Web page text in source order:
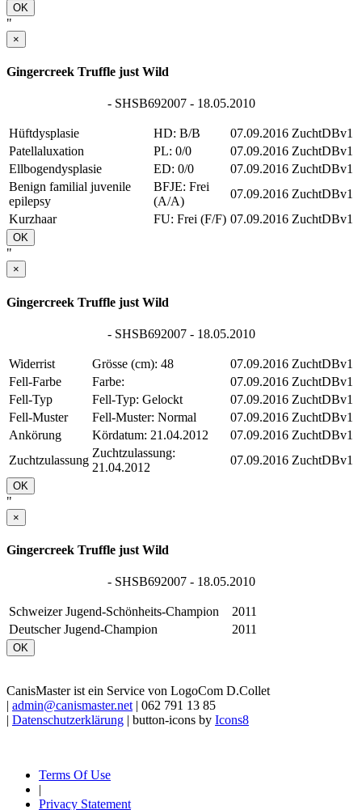
OK
"
×
Gingercreek Truffle just Wild
- SHSB692007 - 18.05.2010
Hüftdysplasie HD: B/B 07.09.2016 ZuchtDBv1
Patellaluxation
PL: 0/0 07.09.2016 ZuchtDBv1
Ellbogendysplasie
ED: 0/0 07.09.2016 ZuchtDBv1
Benign familial juvenile
epilepsy
BFJE: Frei
(A/A)
07.09.2016 ZuchtDBv1
Kurzhaar
FU: Frei (F/F) 07.09.2016 ZuchtDBv1
OK
"
×
Gingercreek Truffle just Wild
- SHSB692007 - 18.05.2010
Widerrist Grösse (cm): 48 07.09.2016 ZuchtDBv1
Fell-Farbe
Farbe: 07.09.2016 ZuchtDBv1
Fell-Typ
Fell-Typ: Gelockt 07.09.2016 ZuchtDBv1
Fell-Muster
Fell-Muster: Normal 07.09.2016 ZuchtDBv1
Ankörung
Kördatum: 21.04.2012 07.09.2016 ZuchtDBv1
Zuchtzulassung
Zuchtzulassung:
21.04.2012
07.09.2016 ZuchtDBv1
OK
"
×
Gingercreek Truffle just Wild
- SHSB692007 - 18.05.2010
Schweizer Jugend-Schönheits-Champion
2011
Deutscher Jugend-Champion
2011
OK
CanisMaster ist ein Service von LogoCom D.Collet
| admin@canismaster.net | 062 791 13 85
| Datenschutzerklärung | button-icons by Icons8
Terms Of Use
|
Privacy Statement